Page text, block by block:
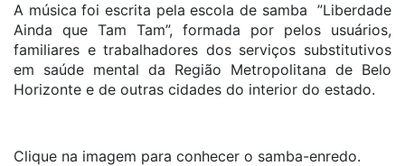
A música foi escrita pela escola de samba ”Liberdade
Ainda que Tam Tam”, formada por pelos usuários,
familiares e trabalhadores dos serviços substitutivos
em saúde mental da Região Metropolitana de Belo
Horizonte e de outras cidades do interior do estado.
Clique na imagem para conhecer o samba-enredo.